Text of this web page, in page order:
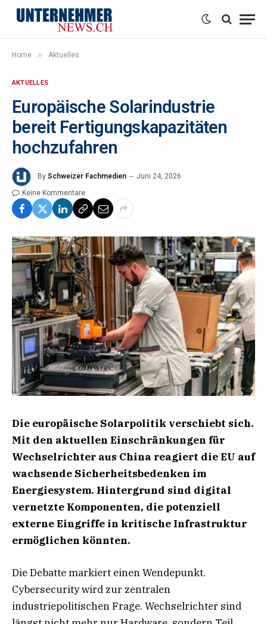
Home » Aktuelles
AKTUELLES
Europäische Solarindustrie
bereit Fertigungskapazitäten
hochzufahren
By Schweizer Fachmedien
Juni 24, 2026
Keine Kommentare
Die europäische Solarpolitik verschiebt sich.
Mit den aktuellen Einschränkungen für
Wechselrichter aus China reagiert die EU auf
wachsende Sicherheitsbedenken im
Energiesystem. Hintergrund sind digital
vernetzte Komponenten, die potenziell
externe Eingriffe in kritische Infrastruktur
ermöglichen könnten.
Die Debatte markiert einen Wendepunkt.
Cybersecurity wird zur zentralen
industriepolitischen Frage. Wechselrichter sind